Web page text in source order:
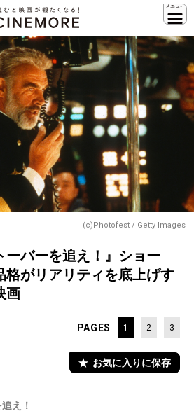
(c)Photofest / Getty Images
ーバーを追え！』ショー
格がリアリティを底上げす
画
PAGES 1 2 3
お気に入りに保存
え！